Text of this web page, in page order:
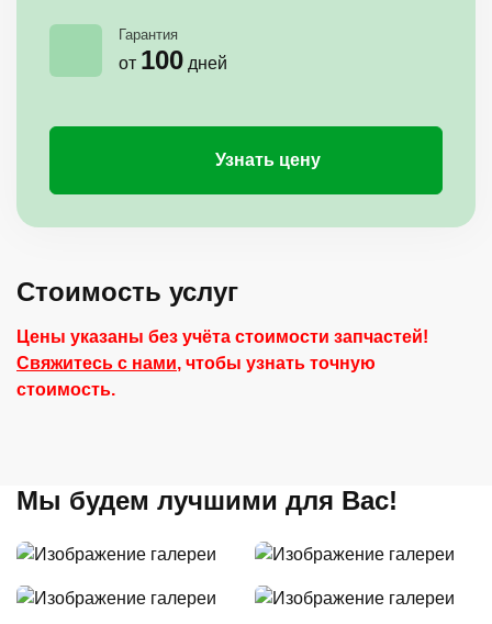
Гарантия
от 100 дней
Узнать цену
Стоимость услуг
Цены указаны без учёта стоимости запчастей!
Свяжитесь с нами, чтобы узнать точную
стоимость.
Мы будем лучшими для Вас!